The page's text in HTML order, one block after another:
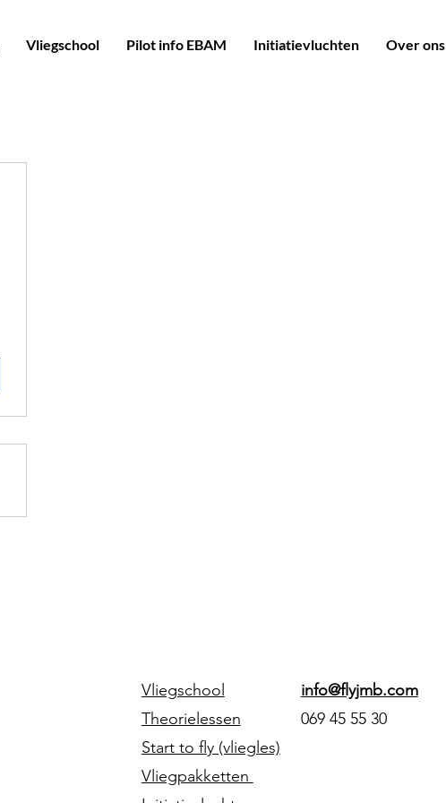
Vliegschool Pilot info EBAM Initiatievluchten Over ons
Vliegschool
Theorielessen
Start to fly (vliegles)
Vliegpakketten
info@flyjmb.com
069 45 55 30